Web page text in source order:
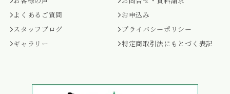
よくあるご質問
スタッフブログ
ギャラリー
お申込み
プライバシーポリシー
特定商取引法にもとづく表記